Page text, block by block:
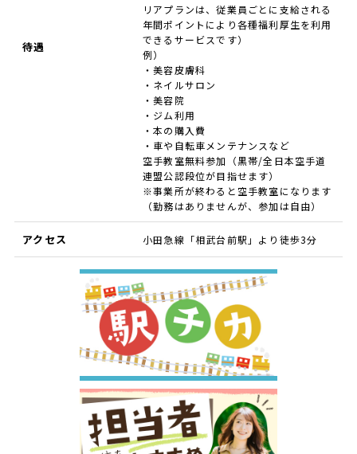
待遇
リアプランは、従業員ごとに支給される
年間ポイントにより各種福利厚生を利用
できるサービスです）
例）
・美容皮膚科
・ネイルサロン
・美容院
・ジム利用
・本の購入費
・車や自転車メンテナンスなど
空手教室無料参加（黒帯/全日本空手道
連盟公認段位が目指せます）
※事業所が終わると空手教室になります
（勤務はありませんが、参加は自由）
アクセス 小田急線「相武台前駅」より徒歩3分